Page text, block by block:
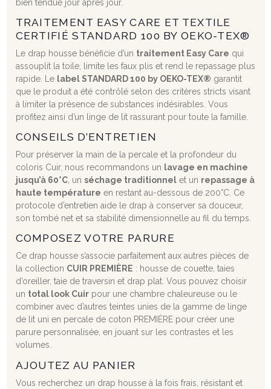
bien tendue jour après jour.
TRAITEMENT EASY CARE ET TEXTILE
CERTIFIÉ STANDARD 100 BY OEKO-TEX®
Le drap housse bénéficie d’un traitement Easy Care qui
assouplit la toile, limite les faux plis et rend le repassage plus
rapide. Le label STANDARD 100 by OEKO-TEX® garantit
que le produit a été contrôlé selon des critères stricts visant
à limiter la présence de substances indésirables. Vous
profitez ainsi d’un linge de lit rassurant pour toute la famille.
CONSEILS D’ENTRETIEN
Pour préserver la main de la percale et la profondeur du
coloris Cuir, nous recommandons un lavage en machine
jusqu’à 60°C, un séchage traditionnelet un repassage à
haute température en restant au-dessous de 200°C. Ce
protocole d’entretien aide le drap à conserver sa douceur,
son tombé net et sa stabilité dimensionnelle au fil du temps.
COMPOSEZ VOTRE PARURE
Ce drap housse s’associe parfaitement aux autres pièces de
la collection CUIR PREMIÈRE : housse de couette, taies
d’oreiller, taie de traversin et drap plat. Vous pouvez choisir
un total look Cuirpour une chambre chaleureuse ou le
combiner avec d’autres teintes unies de la gamme de linge
de lit uni en percale de coton PREMIÈRE pour créer une
parure personnalisée, en jouant sur les contrastes et les
volumes.
AJOUTEZ AU PANIER
Vous recherchez un drap housse à la fois frais, résistant et